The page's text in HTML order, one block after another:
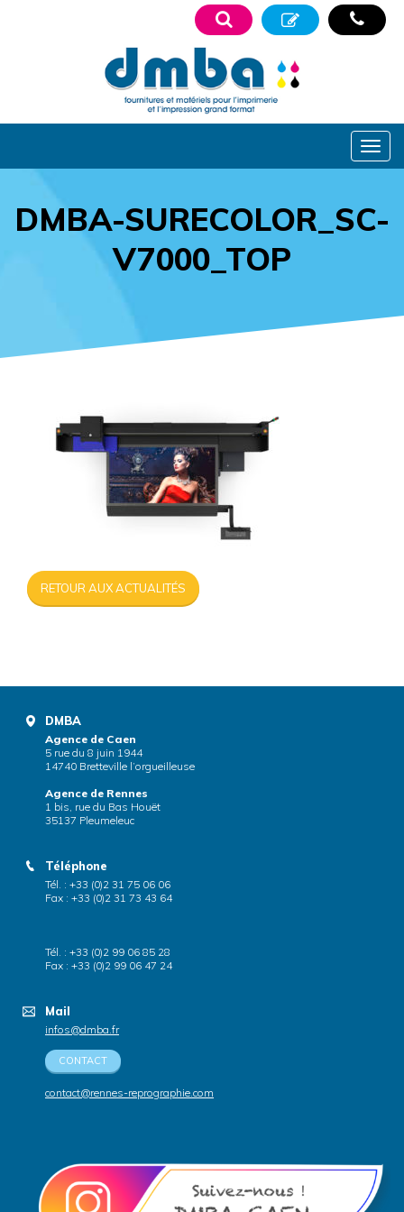
DMBA-SURECOLOR_SC-
V7000_TOP
RETOUR AUX ACTUALITÉS
DMBA
Agence de Caen
5 rue du 8 juin 1944
14740 Bretteville l’orgueilleuse
Agence de Rennes
1 bis, rue du Bas Houët
35137 Pleumeleuc
Téléphone
Tél. : +33 (0)2 31 75 06 06
Fax : +33 (0)2 31 73 43 64
Tél. : +33 (0)2 99 06 85 28
Fax : +33 (0)2 99 06 47 24
Mail
infos@dmba.fr
CONTACT
contact@rennes-reprographie.com